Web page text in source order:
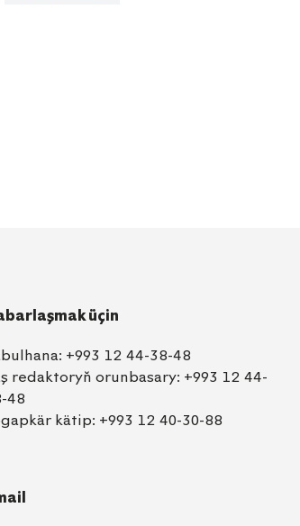
üçin
+993 12 44-38-48
redaktoryň orunbasary: +993 12 44-
48
kätip: +993 12 40-30-88